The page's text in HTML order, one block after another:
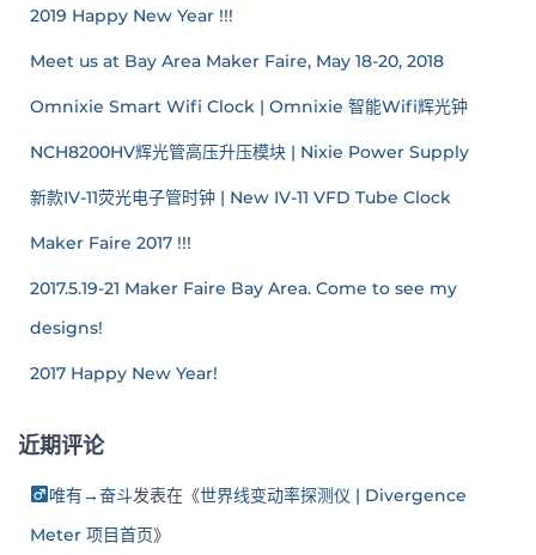
2019 Happy New Year !!!
Meet us at Bay Area Maker Faire, May 18-20, 2018
Omnixie Smart Wifi Clock | Omnixie 智能Wifi辉光钟
NCH8200HV辉光管高压升压模块 | Nixie Power Supply
新款IV-11荧光电子管时钟 | New IV-11 VFD Tube Clock
Maker Faire 2017 !!!
2017.5.19-21 Maker Faire Bay Area. Come to see my
designs!
2017 Happy New Year!
近期评论
唯有→奋斗发表在《世界线变动率探测仪 | Divergence
Meter 项目首页》